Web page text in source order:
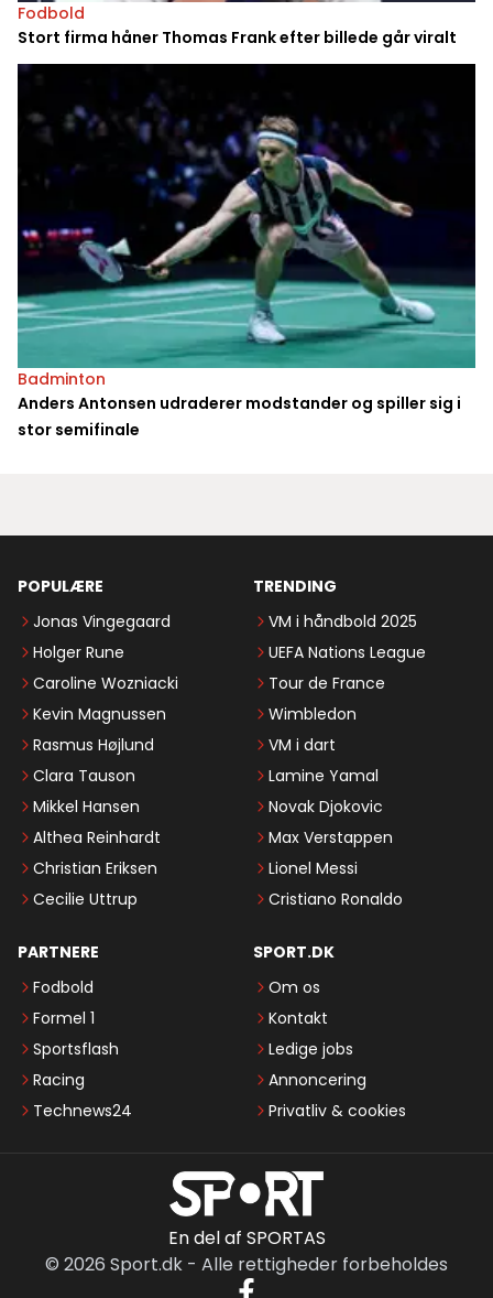
Fodbold
Stort firma håner Thomas Frank efter billede går viralt
Badminton
Anders Antonsen udraderer modstander og spiller sig i
stor semifinale
POPULÆRE
Jonas Vingegaard
Holger Rune
Caroline Wozniacki
Kevin Magnussen
Rasmus Højlund
Clara Tauson
Mikkel Hansen
Althea Reinhardt
Christian Eriksen
Cecilie Uttrup
TRENDING
VM i håndbold 2025
UEFA Nations League
Tour de France
Wimbledon
VM i dart
Lamine Yamal
Novak Djokovic
Max Verstappen
Lionel Messi
Cristiano Ronaldo
PARTNERE
Fodbold
Formel 1
Sportsflash
Racing
Technews24
SPORT.DK
Om os
Kontakt
Ledige jobs
Annoncering
Privatliv & cookies
En del af SPORTAS
© 2026 Sport.dk - Alle rettigheder forbeholdes